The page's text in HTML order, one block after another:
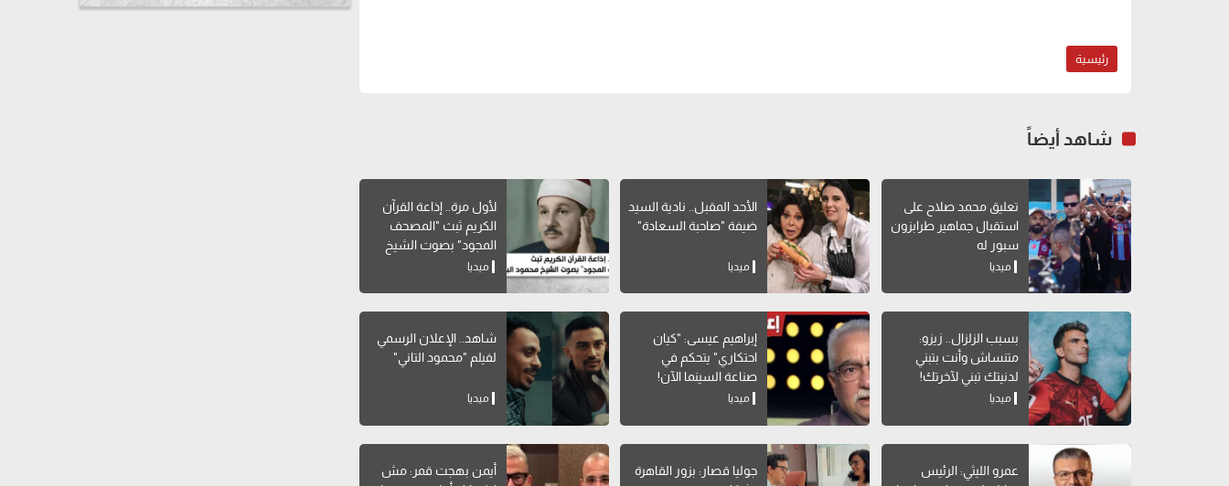
رئيسية
شاهد أيضاً
تعليق محمد صلاح على
استقبال جماهير طرابزون
سبور له
ميديا
الأحد المقبل.. نادية السيد
ضيفة "صاحبة السعادة"
ميديا
لأول مرة.. إذاعة القرآن
الكريم ثبث "المصحف
المجود" بصوت الشيخ
محمود البنا
ميديا
بسبب الزلزال.. زيزو:
متنساش وأنت بتبني
لدنيتك تبني لآخرتك!
ميديا
إبراهيم عيسى: "كيان
احتكاري" يتحكم في
صناعة السينما الآن!
ميديا
شاهد.. الإعلان الرسمي
لفيلم "محمود التاني"
ميديا
عمرو الليثي: الرئيس
جوليا قصار: بزور القاهرة
أيمن بهجت قمر: مش